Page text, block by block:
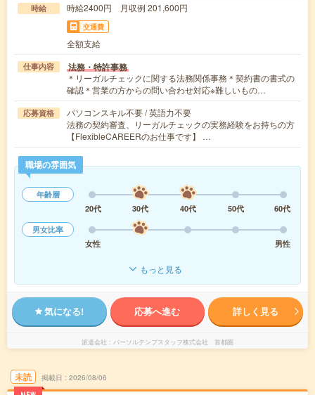
時給 時給2400円 月収例 201,600円
交通費
全額支給
仕事内容 法務・特許事務
＊リーガルチェックに関する法務関係事務＊契約書の書式の
確認＊営業の方からの問い合わせ対応※難しいもの…
応募資格
パソコンスキル不要 / 英語力不要
法務の契約審査、リーガルチェックの実務経験をお持ちの方
【FlexibleCAREERのお仕事です】 …
職場の雰囲気
年齢層
20代
30代 40代 50代
60代
男女比率
女性
男性
もっと見る
気になる! 応募へ進む 詳しく見る
派遣会社 パーソルテンプスタッフ株式会社 首都圏
未読 掲載日 2026/08/06